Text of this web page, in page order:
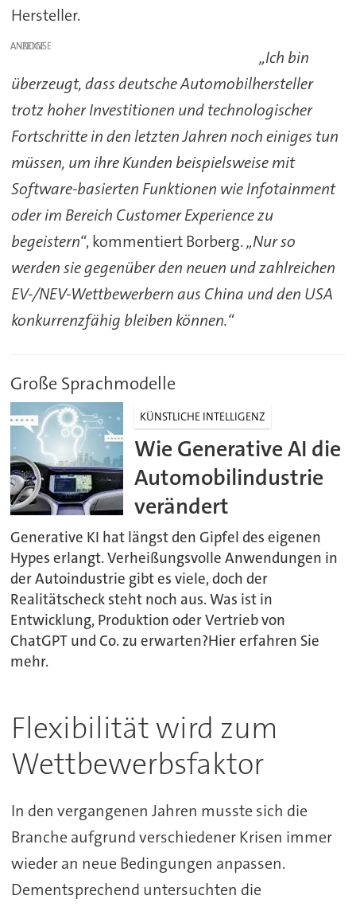
Hersteller.
ANZEIGE
„Ich bin
überzeugt, dass deutsche Automobilhersteller
trotz hoher Investitionen und technologischer
Fortschritte in den letzten Jahren noch einiges tun
müssen, um ihre Kunden beispielsweise mit
Software-basierten Funktionen wie Infotainment
oder im Bereich Customer Experience zu
begeistern“, kommentiert Borberg.„Nur so
werden sie gegenüber den neuen und zahlreichen
EV-/NEV-Wettbewerbern aus China und den USA
konkurrenzfähig bleiben können.“
Große Sprachmodelle
KÜNSTLICHE INTELLIGENZ
Wie Generative AI die
Automobilindustrie
verändert
Generative KI hat längst den Gipfel des eigenen
Hypes erlangt. Verheißungsvolle Anwendungen in
der Autoindustrie gibt es viele, doch der
Realitätscheck steht noch aus. Was ist in
Entwicklung, Produktion oder Vertrieb von
ChatGPT und Co. zu erwarten?Hier erfahren Sie
mehr.
Flexibilität wird zum
Wettbewerbsfaktor
In den vergangenen Jahren musste sich die
Branche aufgrund verschiedener Krisen immer
wieder an neue Bedingungen anpassen.
Dementsprechend untersuchten die